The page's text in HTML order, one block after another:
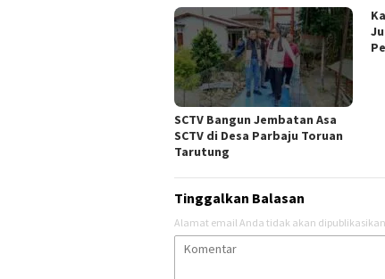
SCTV Bangun Jembatan Asa
SCTV di Desa Parbaju Toruan
Tarutung
Tinggalkan Balasan
Alamat email Anda tidak akan